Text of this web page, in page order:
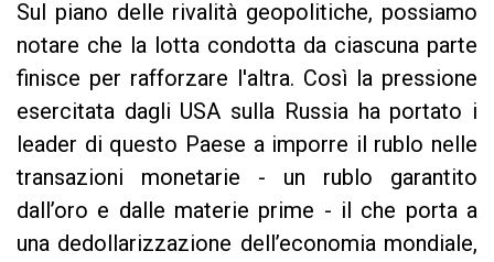
Sul piano delle rivalità geopolitiche, possiamo
notare che la lotta condotta da ciascuna parte
finisce per rafforzare l'altra. Così la pressione
esercitata dagli USA sulla Russia ha portato i
leader di questo Paese a imporre il rublo nelle
transazioni monetarie - un rublo garantito
dall’oro e dalle materie prime - il che porta a
una dedollarizzazione dell’economia mondiale,